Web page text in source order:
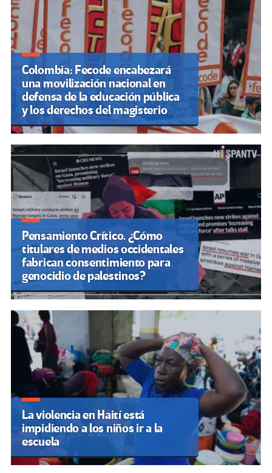
Colombia: Fecode encabezará
una movilización nacional en
defensa de la educación pública
y los derechos del magisterio
Pensamiento Crítico. ¿Cómo
titulares de medios occidentales
fabrican consentimiento para
genocidio de palestinos?
La violencia en Haití está
impidiendo a los niños ir a la
escuela